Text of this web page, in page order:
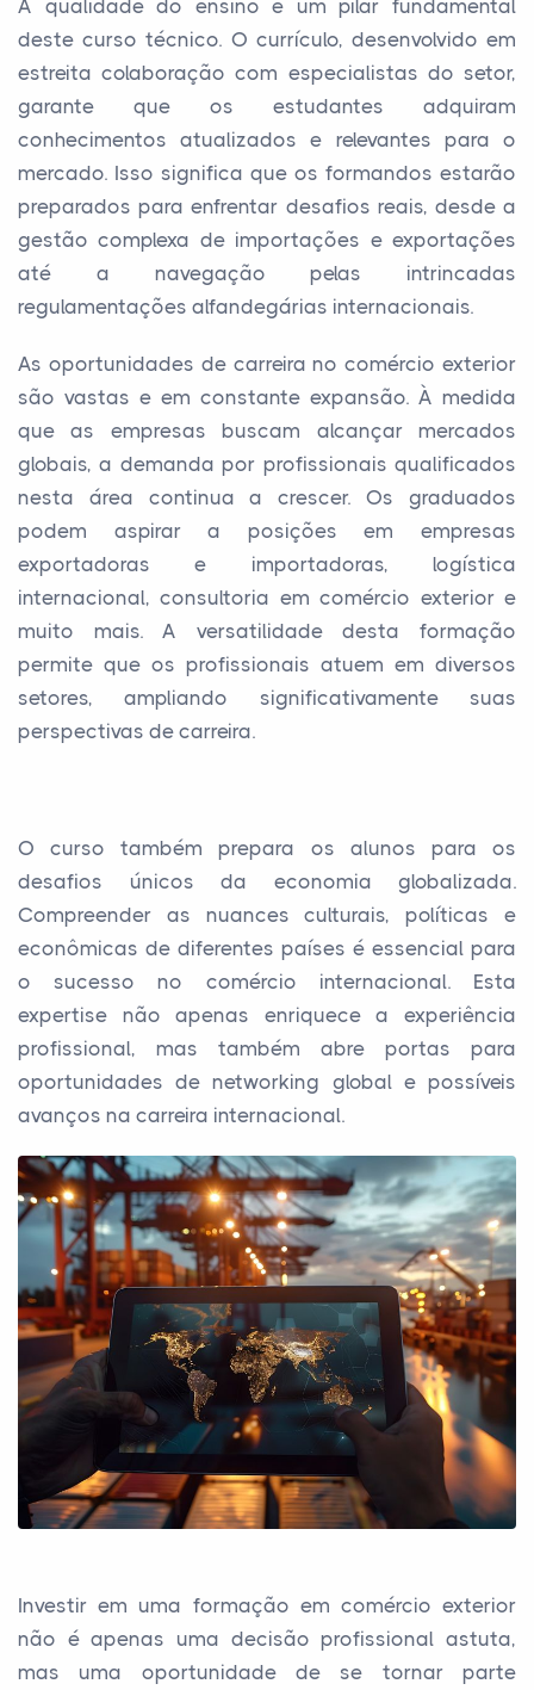
A qualidade do ensino é um pilar fundamental
deste curso técnico. O currículo, desenvolvido em
estreita colaboração com especialistas do setor,
garante que os estudantes adquiram
conhecimentos atualizados e relevantes para o
mercado. Isso significa que os formandos estarão
preparados para enfrentar desafios reais, desde a
gestão complexa de importações e exportações
até a navegação pelas intrincadas
regulamentações alfandegárias internacionais.
As oportunidades de carreira no comércio exterior
são vastas e em constante expansão. À medida
que as empresas buscam alcançar mercados
globais, a demanda por profissionais qualificados
nesta área continua a crescer. Os graduados
podem aspirar a posições em empresas
exportadoras e importadoras, logística
internacional, consultoria em comércio exterior e
muito mais. A versatilidade desta formação
permite que os profissionais atuem em diversos
setores, ampliando significativamente suas
perspectivas de carreira.
O curso também prepara os alunos para os
desafios únicos da economia globalizada.
Compreender as nuances culturais, políticas e
econômicas de diferentes países é essencial para
o sucesso no comércio internacional. Esta
expertise não apenas enriquece a experiência
profissional, mas também abre portas para
oportunidades de networking global e possíveis
avanços na carreira internacional.
Investir em uma formação em comércio exterior
não é apenas uma decisão profissional astuta,
mas uma oportunidade de se tornar parte